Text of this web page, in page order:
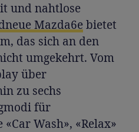
und nahtlose
Mazda6ebietet
das sich an den
umgekehrt. Vom
über
zu sechs
für
Wash», «Relax»